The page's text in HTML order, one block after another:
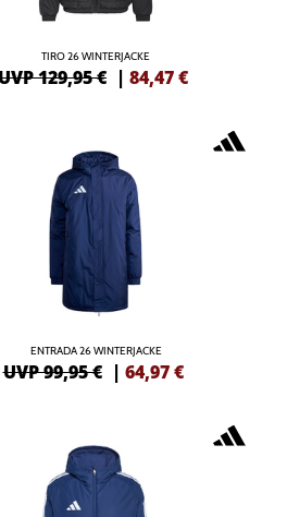
TIRO 26 WINTERJACKE
129,95 € | 84,47€
ENTRADA 26 WINTERJACKE
UVP 99,95 € | 64,97 €